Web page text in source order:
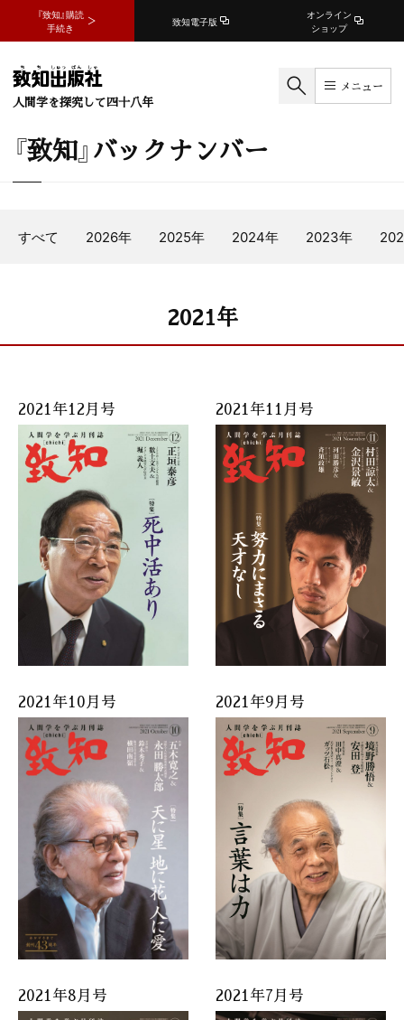
『致知』購読
手続き
致知電子版
オンライン
ショップ
人間学を探究して四十八年
メニュー
『致知』バックナンバー
すべて 2026年 2025年 2024年 2023年
2021年
2021年12月号 2021年11月号
2021年10月号 2021年9月号
2021年8月号 2021年7月号